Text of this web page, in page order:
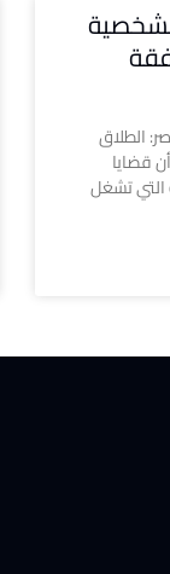
الطلاق
قضايا
التي تشغل